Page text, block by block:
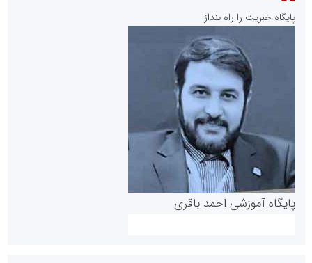
پایگاه خبریت را راه بنداز
پایگاه آموزشی احمد باقری